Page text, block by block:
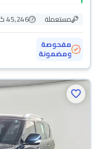
مستعملة 45,246 كم
مفحوصة
ومضمونة